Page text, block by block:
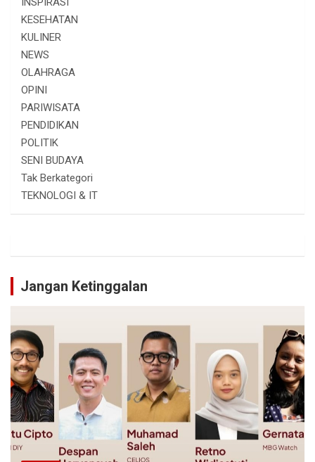
KESEHATAN
KULINER
NEWS
OLAHRAGA
OPINI
PARIWISATA
PENDIDIKAN
POLITIK
SENI BUDAYA
Tak Berkategori
TEKNOLOGI & IT
Jangan Ketinggalan